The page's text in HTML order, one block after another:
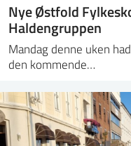
Nye Østfold
Haldengruppen
Mandag denne uken
den kommende…